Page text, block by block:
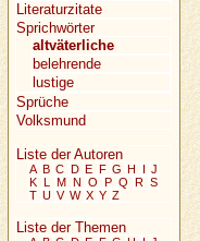
Literaturzitate
Sprichwörter
altväterliche
belehrende
lustige
Sprüche
Volksmund
Liste der Autoren
A B C D E F G H I J
K L M N O P Q R S
T U V W X Y Z
Liste der Themen